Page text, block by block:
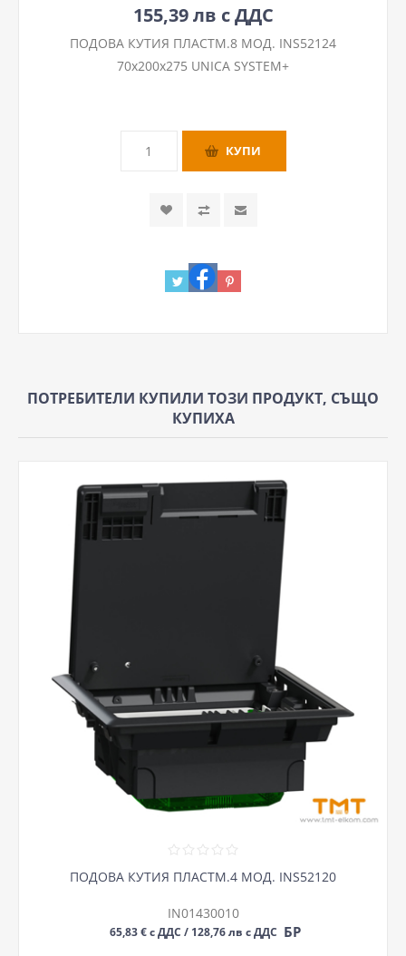
155,39 лв с ДДС
ПОДОВА КУТИЯ ПЛАСТМ.8 МОД. INS52124
70x200x275 UNICA SYSTEM+
ПОТРЕБИТЕЛИ КУПИЛИ ТОЗИ ПРОДУКТ, СЪЩО
КУПИХА
ПОДОВА КУТИЯ ПЛАСТМ.4 МОД. INS52120
IN01430010
65,83 € с ДДС / 128,76 лв с ДДС БР